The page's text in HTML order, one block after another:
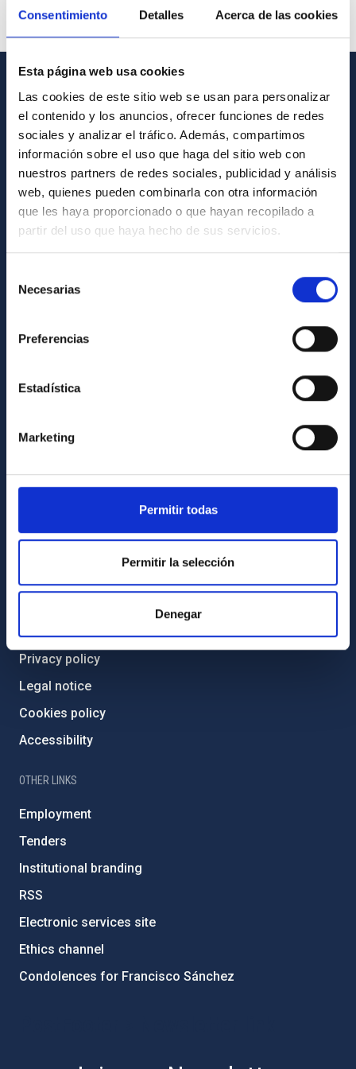
Consentimiento Detalles Acerca de las cookies
Esta página web usa cookies
Las cookies de este sitio web se usan para personalizar
el contenido y los anuncios, ofrecer funciones de redes
sociales y analizar el tráfico. Además, compartimos
información sobre el uso que haga del sitio web con
nuestros partners de redes sociales, publicidad y análisis
web, quienes pueden combinarla con otra información
que les haya proporcionado o que hayan recopilado a
partir del uso que haya hecho de sus servicios.
Necesarias
Preferencias
Estadística
Marketing
Permitir todas
Permitir la selección
Denegar
GENERAL INFORMATION
Contact
How to get to the IAC
List of personnel
Library
General register
Transparency
Gender equality and diversity
Forever IAC
IAC Projects
Severo Ochoa Programme
IAC PORTAL
Sitemap
Privacy policy
Legal notice
Cookies policy
Accessibility
OTHER LINKS
Employment
Tenders
Institutional branding
RSS
Electronic services site
Ethics channel
Condolences for Francisco Sánchez